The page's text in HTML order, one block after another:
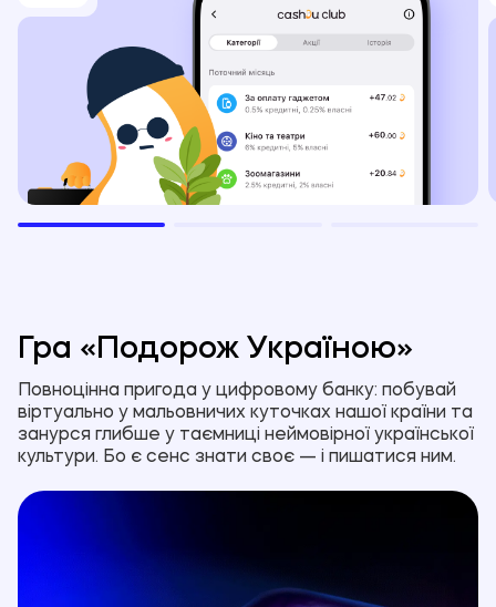
Гра «Подорож Україною»
Повноцінна пригода у цифровому банку: побувай
віртуально у мальовничих куточках нашої країни та
занурся глибше у таємниці неймовірної української
культури. Бо є сенс знати своє — і пишатися ним.